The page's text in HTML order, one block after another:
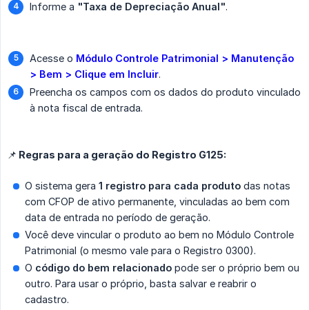
Informe a "Taxa de Depreciação Anual".
Acesse o Módulo Controle Patrimonial > Manutenção
> Bem > Clique em Incluir.
Preencha os campos com os dados do produto vinculado
à nota fiscal de entrada.
📌 Regras para a geração do Registro G125:
O sistema gera 1 registro para cada produto das notas
com CFOP de ativo permanente, vinculadas ao bem com
data de entrada no período de geração.
Você deve vincular o produto ao bem no Módulo Controle
Patrimonial (o mesmo vale para o Registro 0300).
O código do bem relacionado pode ser o próprio bem ou
outro. Para usar o próprio, basta salvar e reabrir o
cadastro.